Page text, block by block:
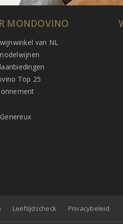
MONDOVINO
van NL
Top 25
Leeftijdscheck Privacybeleid